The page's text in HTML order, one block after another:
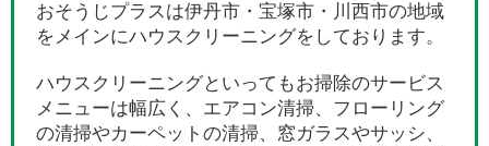
おそうじプラスは伊丹市・宝塚市・川西市の地域
をメインにハウスクリーニングをしております。
ハウスクリーニングといってもお掃除のサービス
メニューは幅広く、エアコン清掃、フローリング
の清掃やカーペットの清掃、窓ガラスやサッシ、